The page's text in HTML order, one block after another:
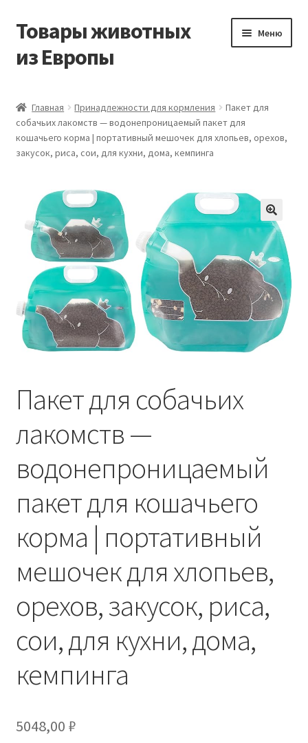
Перейти
навигации
Перейти
содержимому
Товары животных
из Европы
Меню
Виды доставки
Заказать доставку корма из Германии
Контакты
Корзина
Мой аккаунт
О компании
Отзывы
Главная Принадлежности для кормления
Пакет для
собачьих лакомств — водонепроницаемый пакет для
кошачьего корма | портативный мешочек для хлопьев, орехов,
закусок, риса, сои, для кухни, дома, кемпинга
Пакет для собачьих
лакомств —
водонепроницаемый
пакет для кошачьего
корма | портативный
мешочек для хлопьев,
орехов, закусок, риса,
сои, для кухни, дома,
кемпинга
5048,00 ₽